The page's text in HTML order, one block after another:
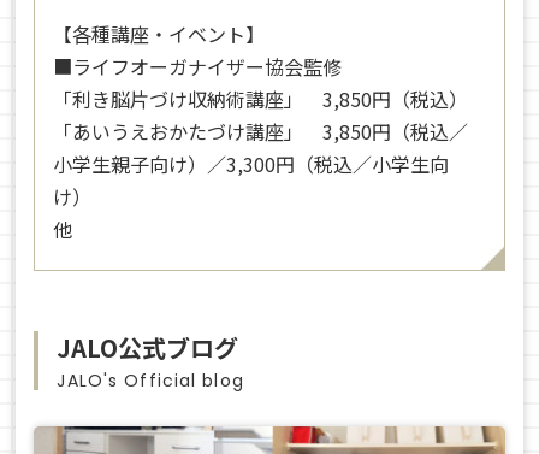
【各種講座・イベント】
■ライフオーガナイザー協会監修
「利き脳片づけ収納術講座」 3,850円（税込）
「あいうえおかたづけ講座」 3,850円（税込／
小学生親子向け）／3,300円（税込／小学生向
け）
他
JALO公式ブログ
JALO's Official blog